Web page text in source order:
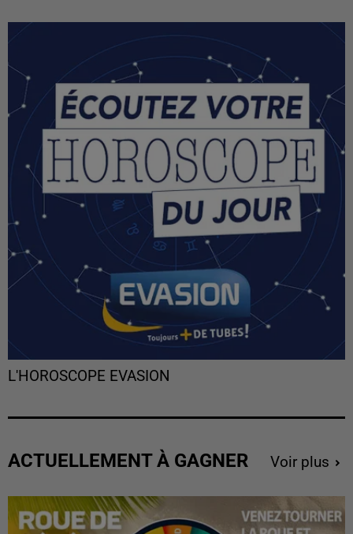
L'HOROSCOPE EVASION
ACTUELLEMENT À GAGNER Voir plus